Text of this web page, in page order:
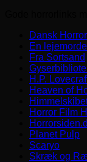
Dansk
En
Fra Sortsand
H.P.
Heaven of
Horror Film
Planet Pulp
Scaryo
Skræk og